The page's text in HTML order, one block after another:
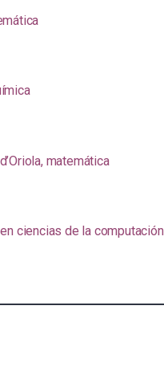
matemática
ciencias de la computación